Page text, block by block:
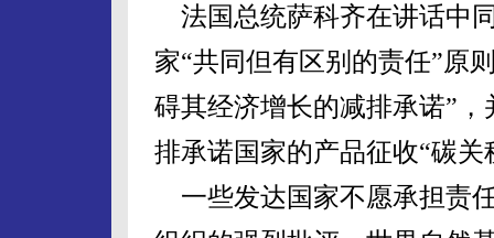
法国总统萨科齐在讲话中
家“共同但有区别的责任”原
碍其经济增长的减排承诺”
排承诺国家的产品征收“碳关
一些发达国家不愿承担责